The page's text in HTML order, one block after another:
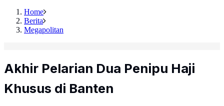
Home
Berita
Megapolitan
Akhir Pelarian Dua Penipu Haji
Khusus di Banten